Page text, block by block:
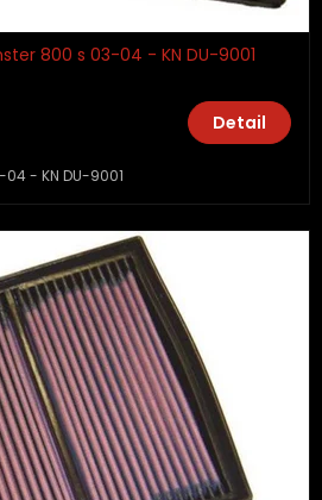
800 s 03-04 - KN DU-9001
Detail
- KN DU-9001